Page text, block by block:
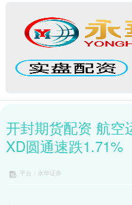
开封期货配资 航空
XD圆通速跌1.71%
平台：永华证券